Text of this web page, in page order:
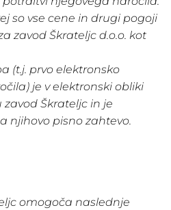
so vse cene in drugi pogoji
zavod Škrateljc d.o.o. kot
(t.j. prvo elektronsko
je v elektronski obliki
Škrateljc in je
njihovo pisno zahtevo.
omogoča naslednje